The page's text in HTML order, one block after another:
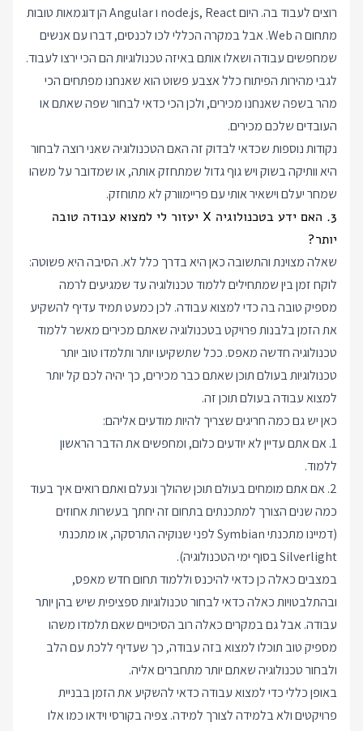
רוצים לעבוד בה. היום node.js, React ו Angular הן דוגמאות טובות
מתחום ה Web. אבל במקרה הכללי לכו לכנסים, דברו עם אנשים
שמחפשים עבודה ושאלו אותם באיזה טכנולוגיות הם הכי ירצו לעבוד.
לגבי מהירות הפיתוח כלל אצבע פשוט הוא שאנחנו מפתחים הכי
מהר בשפה שאנחנו מכירים, ולכן הכי כדאי לבחור שפה שאתם או
העובדים שלכם מכירים.
נקודות נוספות שכדאי לבדוק זה האם הטכנולוגיה שאני רוצה לבחור
היא וותיקה בשוק ויש גוף גדול שמתחזק אותה, או שמדובר על משהו
שמחר יעלם וישאיר אותי עם פריימוורק לא מתוחזק.
3. האם ידע בטכנולוגיה X יעזור לי למצוא עבודה טובה
יותר?
שאלה מצוינת והתשובה כאן היא בדרך כלל לא. הסיבה היא פשוטה:
לוקח זמן בין שמתחילים ללמוד טכנולוגיה עד שמגיעים לרמה
מספיק טובה בה כדי למצוא עבודה. לכן כמעט תמיד עדיף להשקיע
את הזמן בלבנות פרויקט בטכנולוגיה שאתם מכירים מאשר ללמוד
טכנולוגיה חדשה מאפס. ככל שתשקיעו יותר ותלמדו טוב יותר
טכנולוגיות בעולם תוכן שאתם כבר מכירים, כך יהיה לכם קל יותר
למצוא עבודה בעולם תוכן זה.
כאן יש גם כמה חריגים שצריך להיות מודעים אליהם:
1. אם אתם עדיין לא יודעים כלום, ומחפשים את הדבר הראשון
ללמוד.
2. אם אתם מומחים בעולם תוכן שהולך ונעלם ואתם רואים איך בעוד
כמה שנים הצורך למתכנתים בתחום זה יחתך בעשרות אחוזים
(דמיינו מתכנתי Symbian לפני שנוקיה התרסקה, או מתכנתי
Silverlight בסוף ימי הטכנולוגיה).
במצבים כאלה כן כדאי להיכנס וללמוד תחום חדש מאפס,
ובהתלבטויות כאלה כדאי לבחור טכנולוגיות ספציפית שיש בהן יותר
עבודה. אבל גם במקרים כאלה רוב הסיכויים שאם תלמדו משהו
מספיק טוב תוכלו למצוא בזה עבודה, כך שעדיף ללכת עם הלב
ולבחור טכנולוגיה שאתם יותר מתחברים אליה.
באופן כללי כדי למצוא עבודה כדאי להשקיע את הזמן בבניית
פרויקטים ולא בלמידה לצורך למידה. צפיה בקורסי וידאו כמו אלו